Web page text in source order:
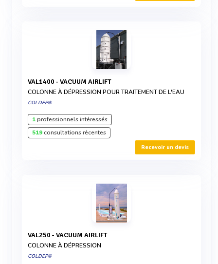
VAL1400 - VACUUM AIRLIFT
COLONNE À DÉPRESSION POUR TRAITEMENT DE L'EAU
COLDEP®
1professionnels intéressés
519consultations récentes
Recevoir un devis
VAL250 - VACUUM AIRLIFT
COLONNE À DÉPRESSION
COLDEP®